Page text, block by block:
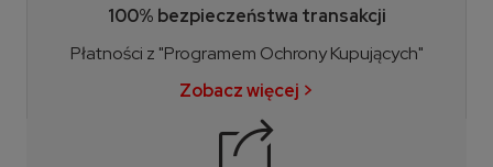
100% bezpieczeństwa transakcji
Płatności z "Programem Ochrony Kupujących"
Zobacz więcej >